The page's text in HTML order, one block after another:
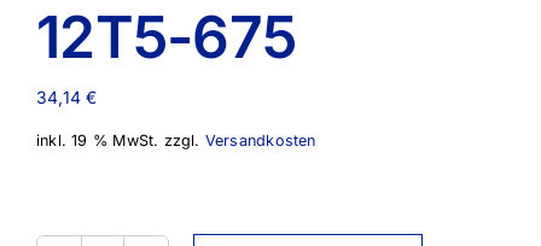
12T5-675
34,14€
inkl. 19 % MwSt. zzgl. Versandkosten